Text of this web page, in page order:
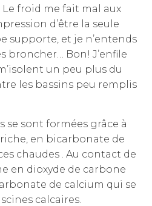
froid me fait mal aux
d’être la seule
supporte, et je n’entends
broncher… Bon! J’enfile
un peu plus du
les bassins peu remplis
se sont formées grâce à
riche, en bicarbonate de
chaudes . Au contact de
en dioxyde de carbone
de calcium qui se
calcaires.